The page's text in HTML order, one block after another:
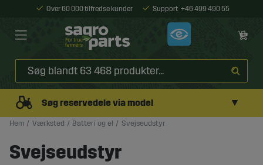
Over 60 000 tilfredse kunder Support +46 499 490 55
Søg reservedele via model ▼
Hem Værksted Batteri og el Svejseudstyr
Svejseudstyr